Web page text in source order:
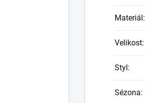
Materiál :
Velikost:
Styl :
Sézona: